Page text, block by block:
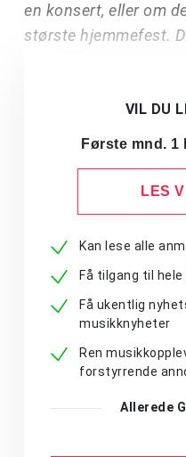
en konsert, eller om
største hjemmefest.
VIL DU
Første mnd.
LES
Kan lese alle
Få tilgang til hele
Få ukentlig
musikknyheter
Ren
forstyrrende
Allerede